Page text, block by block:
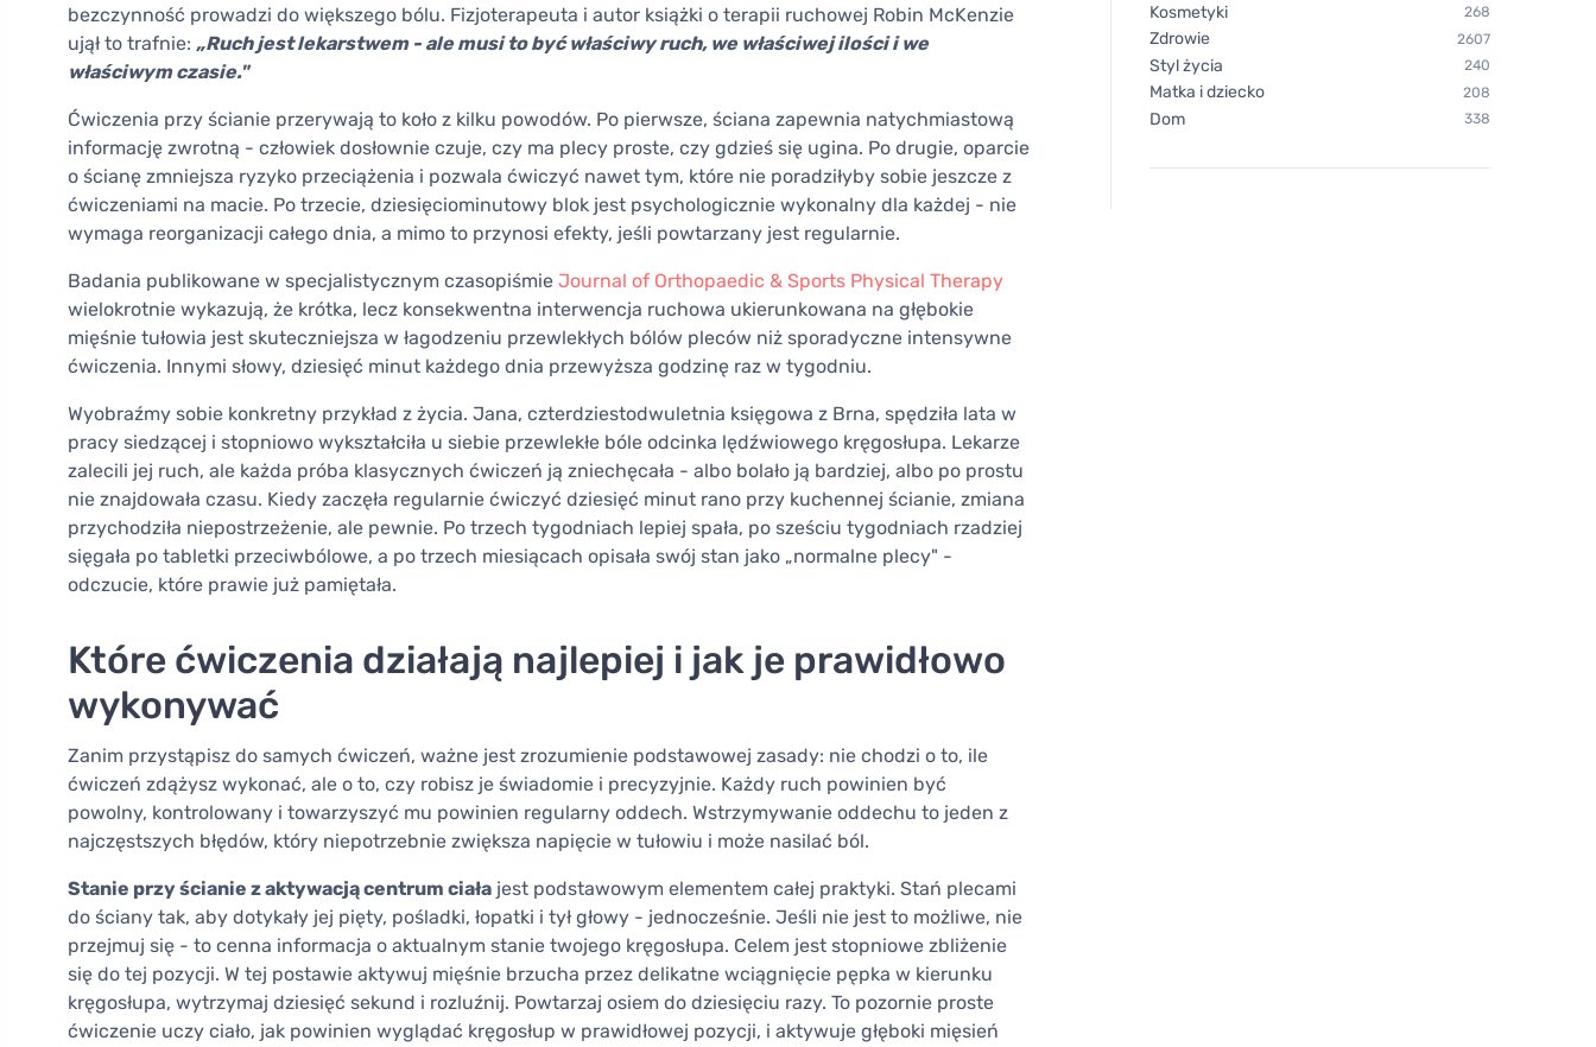
bezczynność prowadzi do większego bólu. Fizjoterapeuta i autor książki o terapii ruchowej Robin McKenzie
ujął to trafnie: „Ruch jest lekarstwem - ale musi to być właściwy ruch, we właściwej ilości i we
właściwym czasie."
Ćwiczenia przy ścianie przerywają to koło z kilku powodów. Po pierwsze, ściana zapewnia natychmiastową
informację zwrotną - człowiek dosłownie czuje, czy ma plecy proste, czy gdzieś się ugina. Po drugie, oparcie
o ścianę zmniejsza ryzyko przeciążenia i pozwala ćwiczyć nawet tym, które nie poradziłyby sobie jeszcze z
ćwiczeniami na macie. Po trzecie, dziesięciominutowy blok jest psychologicznie wykonalny dla każdej - nie
wymaga reorganizacji całego dnia, a mimo to przynosi efekty, jeśli powtarzany jest regularnie.
Badania publikowane w specjalistycznym czasopiśmie Journal of Orthopaedic & Sports Physical Therapy
wielokrotnie wykazują, że krótka, lecz konsekwentna interwencja ruchowa ukierunkowana na głębokie
mięśnie tułowia jest skuteczniejsza w łagodzeniu przewlekłych bólów pleców niż sporadyczne intensywne
ćwiczenia. Innymi słowy, dziesięć minut każdego dnia przewyższa godzinę raz w tygodniu.
Wyobraźmy sobie konkretny przykład z życia. Jana, czterdziestodwuletnia księgowa z Brna, spędziła lata w
pracy siedzącej i stopniowo wykształciła u siebie przewlekłe bóle odcinka lędźwiowego kręgosłupa. Lekarze
zalecili jej ruch, ale każda próba klasycznych ćwiczeń ją zniechęcała - albo bolało ją bardziej, albo po prostu
nie znajdowała czasu. Kiedy zaczęła regularnie ćwiczyć dziesięć minut rano przy kuchennej ścianie, zmiana
przychodziła niepostrzeżenie, ale pewnie. Po trzech tygodniach lepiej spała, po sześciu tygodniach rzadziej
sięgała po tabletki przeciwbólowe, a po trzech miesiącach opisała swój stan jako „normalne plecy" -
odczucie, które prawie już pamiętała.
Które ćwiczenia działają najlepiej i jak je prawidłowo
wykonywać
Zanim przystąpisz do samych ćwiczeń, ważne jest zrozumienie podstawowej zasady: nie chodzi o to, ile
ćwiczeń zdążysz wykonać, ale o to, czy robisz je świadomie i precyzyjnie. Każdy ruch powinien być
powolny, kontrolowany i towarzyszyć mu powinien regularny oddech. Wstrzymywanie oddechu to jeden z
najczęstszych błędów, który niepotrzebnie zwiększa napięcie w tułowiu i może nasilać ból.
Stanie przy ścianie z aktywacją centrum ciała jest podstawowym elementem całej praktyki. Stań plecami
do ściany tak, aby dotykały jej pięty, pośladki, łopatki i tył głowy - jednocześnie. Jeśli nie jest to możliwe, nie
przejmuj się - to cenna informacja o aktualnym stanie twojego kręgosłupa. Celem jest stopniowe zbliżenie
się do tej pozycji. W tej postawie aktywuj mięśnie brzucha przez delikatne wciągnięcie pępka w kierunku
kręgosłupa, wytrzymaj dziesięć sekund i rozluźnij. Powtarzaj osiem do dziesięciu razy. To pozornie proste
ćwiczenie uczy ciało, jak powinien wyglądać kręgosłup w prawidłowej pozycji, i aktywuje głęboki mięsień
Kosmetyki 268
Zdrowie 2607
Styl życia 240
Matka i dziecko 208
Dom 338